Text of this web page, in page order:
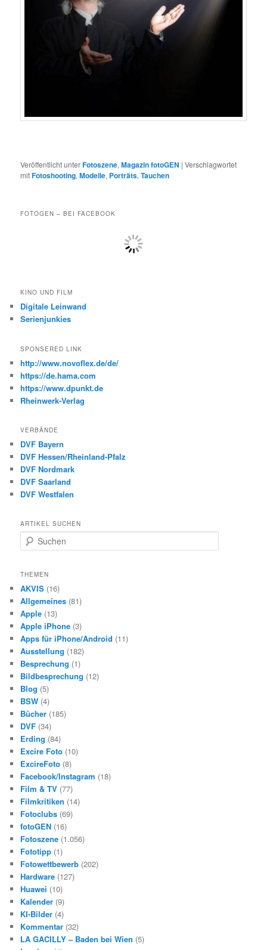
Veröffentlicht unterFotoszene,Magazin fotoGEN |Verschlagwortet
mitFotoshooting,Modelle, Porträts,Tauchen
FOTOGEN – BEI FACEBOOK
KINO UND FILM
Digitale Leinwand
Serienjunkies
SPONSERED LINK
http://www.novoflex.de/de/
https://de.hama.com
https://www.dpunkt.de
Rheinwerk-Verlag
VERBÄNDE
DVF Bayern
DVF Hessen/Rheinland-Pfalz
DVF Nordmark
DVF Saarland
DVF Westfalen
ARTIKEL SUCHEN
u
h
n
THEMEN
AKVIS (16)
Allgemeines (81)
Apple (13)
Apple iPhone (3)
Apps für iPhone/Android (11)
Ausstellung (182)
Besprechung (1)
Bildbesprechung (12)
Blog (5)
BSW (4)
Bücher (185)
DVF (34)
Erding (84)
Excire Foto (10)
ExcireFoto (8)
Facebook/Instagram (18)
Film & TV (77)
Filmkritiken (14)
Fotoclubs (69)
fotoGEN (16)
Fotoszene (1.056)
Fototipp (1)
Fotowettbewerb (202)
Hardware (127)
Huawei (10)
Kalender (9)
KI-Bilder (4)
Kommentar (32)
LA GACILLY – Baden bei Wien (5)